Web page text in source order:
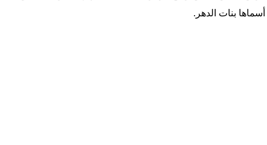
بنات الدهر.